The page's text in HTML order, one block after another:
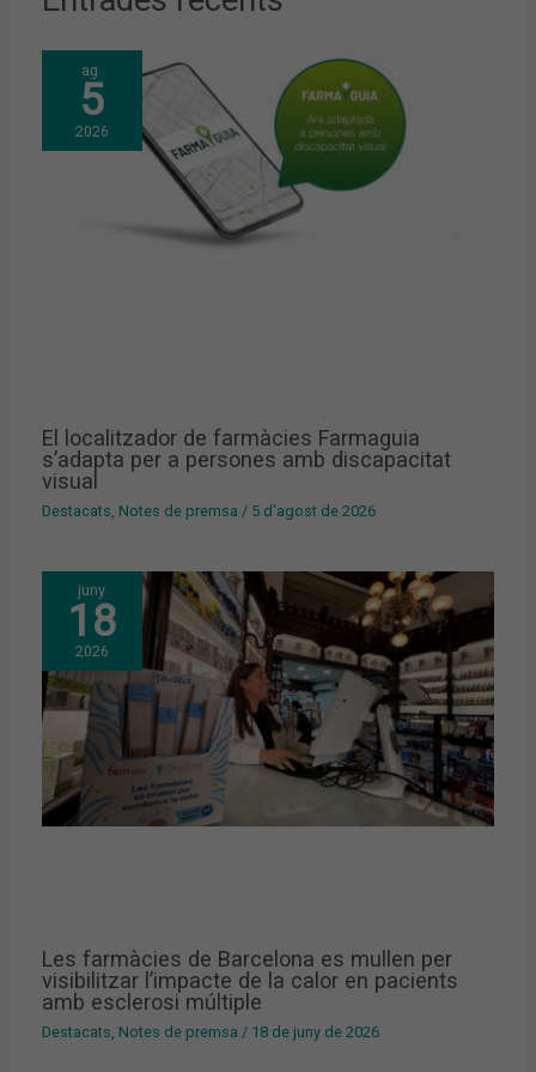
ag.
5
2026
El localitzador de farmàcies Farmaguia
s’adapta per a persones amb discapacitat
visual
Destacats, Notes de premsa / 5 d'agost de 2026
juny
18
2026
Les farmàcies de Barcelona es mullen per
visibilitzar l’impacte de la calor en pacients
amb esclerosi múltiple
Destacats Notes de premsa / 18 de juny de 2026